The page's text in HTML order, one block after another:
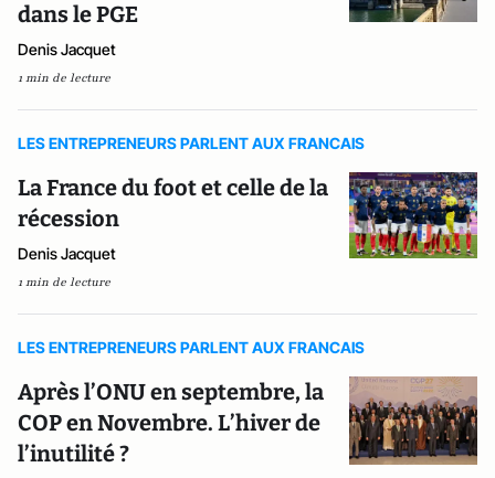
dans le PGE
Denis Jacquet
1 min de lecture
LES ENTREPRENEURS PARLENT AUX FRANCAIS
La France du foot et celle de la
récession
Denis Jacquet
1 min de lecture
LES ENTREPRENEURS PARLENT AUX FRANCAIS
Après l’ONU en septembre, la
COP en Novembre. L’hiver de
l’inutilité ?